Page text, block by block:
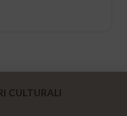
CULTURALI